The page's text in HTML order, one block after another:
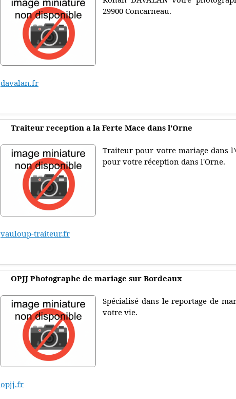
29900 Concarneau.
davalan.fr
Traiteur reception a la Ferte Mace dans l'Orne
Traiteur pour votre mariage dans
pour votre réception dans l'Orne.
vauloup-traiteur.fr
OPJJ Photographe de mariage sur Bordeaux
Spécialisé dans le reportage de
votre vie.
opjj.fr